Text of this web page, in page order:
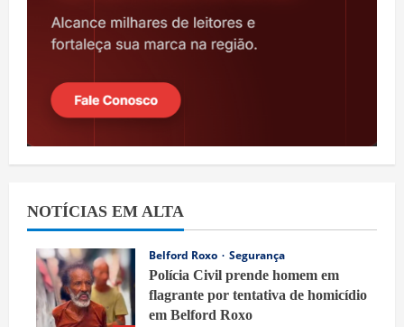
NOTÍCIAS EM ALTA
Belford Roxo
Segurança
Polícia Civil prende homem em
flagrante por tentativa de homicídio
em Belford Roxo